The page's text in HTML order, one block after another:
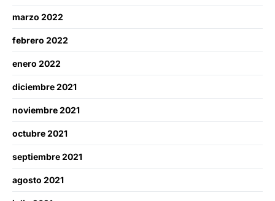
marzo 2022
febrero 2022
enero 2022
diciembre 2021
noviembre 2021
octubre 2021
septiembre 2021
agosto 2021